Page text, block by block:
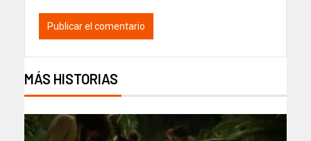
MÁS HISTORIAS